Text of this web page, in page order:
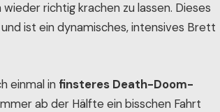
richtig krachen zu lassen. Dieses
ist ein dynamisches, intensives Brett
einmal in finsteres Death-Doom-
ab der Hälfte ein bisschen Fahrt